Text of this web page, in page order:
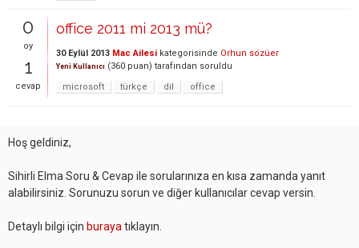
0
oy
1
cevap
office 2011 mi 2013 mü?
30 Eylül 2013 Mac Ailesi kategorisinde Orhun sözüer
Yeni Kullanıcı (360 puan) tarafından soruldu
microsoft
türkçe dil office
Hoş geldiniz,
Sihirli Elma Soru & Cevap ile sorularınıza en kısa zamanda yanıt
alabilirsiniz. Sorunuzu sorun ve diğer kullanıcılar cevap versin.
Detaylı bilgi için buraya tıklayın.